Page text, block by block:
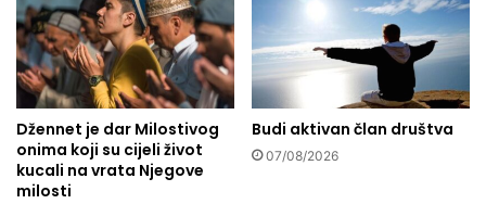
a
t
e
3
K
M
z
a
Džennet je dar Milostivog
onima koji su cijeli život
kucali na vrata Njegove
milosti
Budi aktivan član društva
07/08/2026